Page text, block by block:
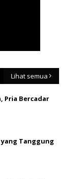
Lihat semua
Pria Bercadar
yang Tanggung